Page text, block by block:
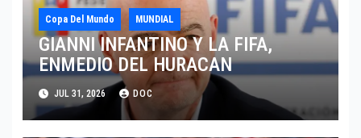
Copa Del Mundo MUNDIAL
GIANNI INFANTINO Y LA FIFA,
ENMEDIO DEL HURACAN
JUL 31, 2026 DOC